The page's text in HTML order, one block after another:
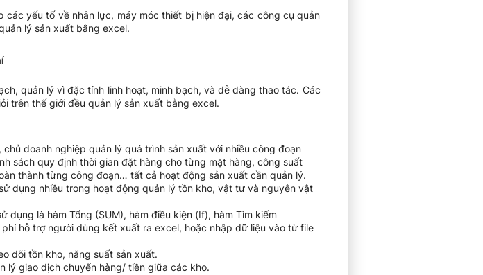
yếu tố về nhân lực, máy móc thiết bị hiện đại, các công cụ quản
lý sản xuất bằng excel.
quản lý vì đặc tính linh hoạt, minh bạch, và dễ dàng thao tác. Các
trên thế giới đều quản lý sản xuất bằng excel.
doanh nghiệp quản lý quá trình sản xuất với nhiều công đoạn
sách quy định thời gian đặt hàng cho từng mặt hàng, công suất
thành từng công đoạn… tất cả hoạt động sản xuất cần quản lý.
dụng nhiều trong hoạt động quản lý tồn kho, vật tư và nguyên vật
là hàm Tổng (SUM), hàm điều kiện (If), hàm Tìm kiếm
hỗ trợ người dùng kết xuất ra excel, hoặc nhập dữ liệu vào từ file
dõi tồn kho, năng suất sản xuất.
lý giao dịch chuyển hàng/ tiền giữa các kho.